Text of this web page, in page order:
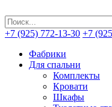
+7 (925) 772-13-30 +7
Фабрики
Для спальни
Комплекты
Кровати
Шкафы